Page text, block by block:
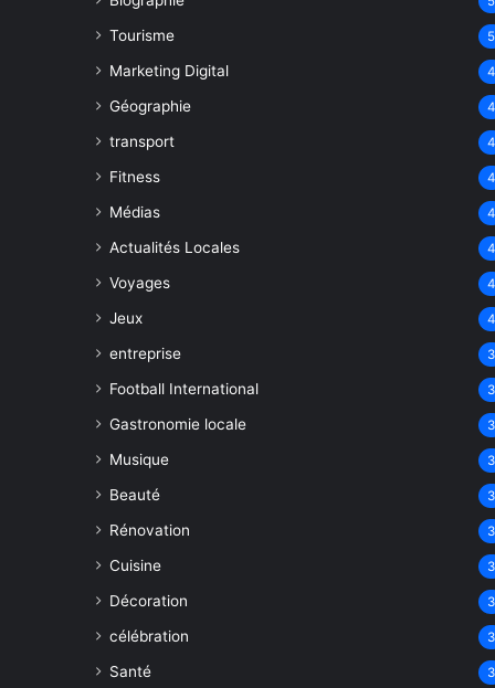
Tourisme 5
Marketing Digital 4
Géographie 4
transport 4
Fitness 4
Médias 4
Actualités Locales 4
Voyages 4
Jeux 4
entreprise 3
Football International 3
Gastronomie locale 3
Musique 3
Beauté 3
Rénovation 3
Cuisine 3
Décoration 3
célébration 3
Santé 3